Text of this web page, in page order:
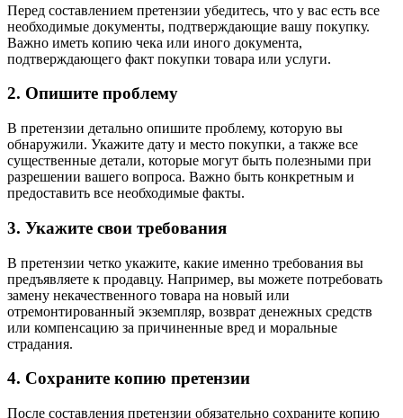
Перед составлением претензии убедитесь, что у вас есть все
необходимые документы, подтверждающие вашу покупку.
Важно иметь копию чека или иного документа,
подтверждающего факт покупки товара или услуги.
2. Опишите проблему
В претензии детально опишите проблему, которую вы
обнаружили. Укажите дату и место покупки, а также все
существенные детали, которые могут быть полезными при
разрешении вашего вопроса. Важно быть конкретным и
предоставить все необходимые факты.
3. Укажите свои требования
В претензии четко укажите, какие именно требования вы
предъявляете к продавцу. Например, вы можете потребовать
замену некачественного товара на новый или
отремонтированный экземпляр, возврат денежных средств
или компенсацию за причиненные вред и моральные
страдания.
4. Сохраните копию претензии
После составления претензии обязательно сохраните копию